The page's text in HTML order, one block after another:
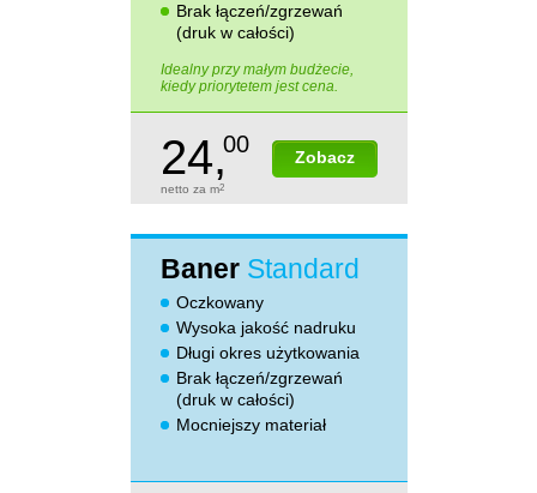
Brak łączeń/zgrzewań
(druk w całości)
Idealny przy małym budżecie,
kiedy priorytetem jest cena.
Zobacz
24,00
netto za m2
Baner Standard
Oczkowany
Wysoka jakość nadruku
Długi okres użytkowania
Brak łączeń/zgrzewań
(druk w całości)
Mocniejszy materiał